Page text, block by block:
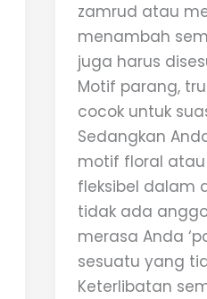
zamrud atau
menambah
juga harus
Motif parang,
cocok untuk
Sedangkan
motif floral
fleksibel dalam
tidak ada
merasa Anda
sesuatu yang
Keterlibatan